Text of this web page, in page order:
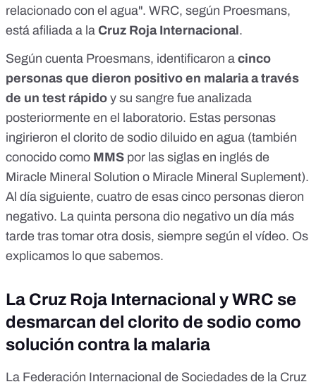
relacionado con el agua". WRC, según Proesmans,
está afiliada a la Cruz Roja Internacional .
Según cuenta Proesmans, identificaron a cinco
personas que dieron positivo en malaria a través
de un test rápido y su sangre fue analizada
posteriormente en el laboratorio. Estas personas
ingirieron el clorito de sodio diluido en agua (también
conocido como MMS por las siglas en inglés de
Miracle Mineral Solution o Miracle Mineral Suplement).
Al día siguiente, cuatro de esas cinco personas dieron
negativo. La quinta persona dio negativo un día más
tarde tras tomar otra dosis, siempre según el vídeo. Os
explicamos lo que sabemos.
La Cruz Roja Internacional y WRC se
desmarcan del clorito de sodio como
solución contra la malaria
La Federación Internacional de Sociedades de la Cruz